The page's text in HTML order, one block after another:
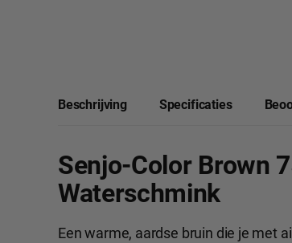
Beschrijving Specificaties
Senjo-Color Brown
Waterschmink
Een warme, aardse bruin die je met